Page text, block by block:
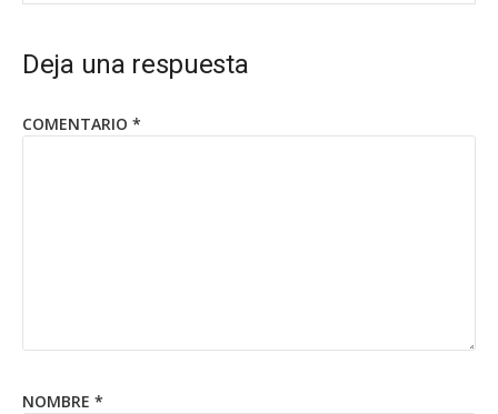
Deja una respuesta
COMENTARIO *
NOMBRE *